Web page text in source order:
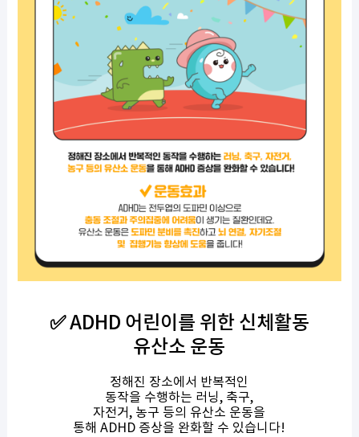
✅ ADHD 어린이를 위한 신체활동
유산소 운동
정해진 장소에서 반복적인
동작을 수행하는 러닝, 축구,
자전거, 농구 등의 유산소 운동을
통해 ADHD 증상을 완화할 수 있습니다!